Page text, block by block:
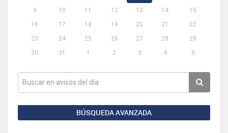
9
10 11 12 13 14
15
16
17 18 19 20 21
22
23
24 25 26 27 28
29
30
31 1 2 3 4 5
BÚSQUEDA AVANZADA